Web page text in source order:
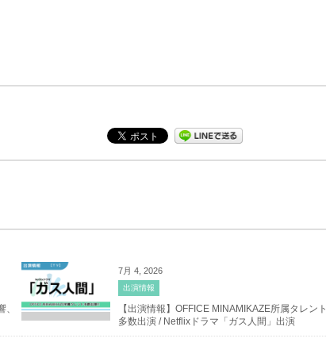
7月 4, 2026
出演情報
【出演情報】OFFICE MINAMIKAZE所属タレント
多数出演 / Netflixドラマ「ガス人間」出演